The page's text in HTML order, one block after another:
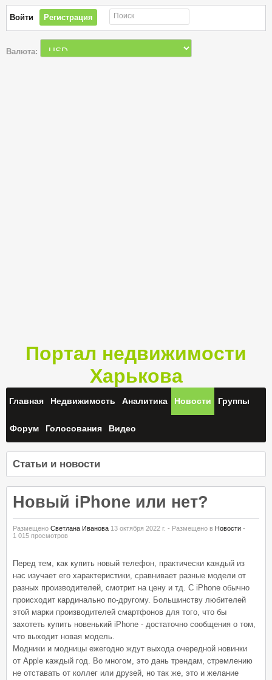
Войти Регистрация Поиск
Валюта:
Портал недвижимости
Харькова
Главная Недвижимость Аналитика Новости Группы
Форум Голосования Видео
Статьи и новости
Новый iPhone или нет?
Размещено Светлана Иванова 13 октября 2022 г. - Размещено в Новости -
1 015 просмотров
Перед тем, как купить новый телефон, практически каждый из
нас изучает его характеристики, сравнивает разные модели от
разных производителей, смотрит на цену и тд. С iPhone обычно
происходит кардинально по-другому. Большинству любителей
этой марки производителей смартфонов для того, что бы
захотеть купить новенький iPhone - достаточно сообщения о том,
что выходит новая модель.
Модники и модницы ежегодно ждут выхода очередной новинки
от Apple каждый год. Во многом, это дань трендам, стремлению
не отставать от коллег или друзей, но так же, это и желание